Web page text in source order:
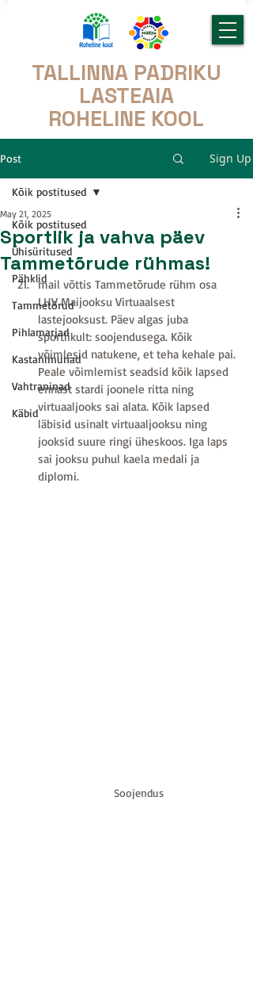
TALLINNA PADRIKU
LASTEAIA
ROHELINE KOOL
Post Sign Up
Kõik postitused
Ühisüritused
Pähklid
Tammetõrud
Pihlamarjad
Kastanimunad
Vahtraninad
Käbid
Kõik postitused
Sportlik ja vahva päev
Tammetõrude rühmas!
May 21, 2025
mail võttis Tammetõrude rühm osa
LHV Maijooksu Virtuaalsest
lastejooksust. Päev algas juba
sportlikult: soojendusega. Kõik
võimlesid natukene, et teha kehale pai.
Peale võimlemist seadsid kõik lapsed
ennast stardi joonele ritta ning
virtuaaljooks sai alata. Kõik lapsed
läbisid usinalt virtuaaljooksu ning
jooksid suure ringi üheskoos. Iga laps
sai jooksu puhul kaela medali ja
diplomi.
Soojendus